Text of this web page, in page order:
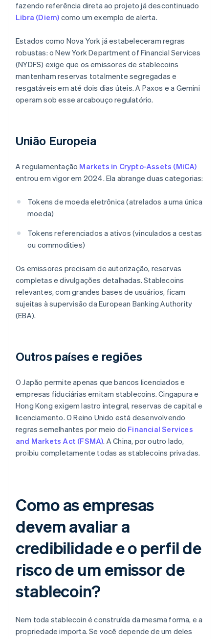
fazendo referência direta ao projeto já descontinuado
Libra (Diem) como um exemplo de alerta.
Estados como Nova York já estabeleceram regras
robustas: o New York Department of Financial Services
(NYDFS) exige que os emissores de stablecoins
mantenham reservas totalmente segregadas e
resgatáveis em até dois dias úteis. A Paxos e a Gemini
operam sob esse arcabouço regulatório.
União Europeia
A regulamentação Markets in Crypto-Assets (MiCA)
entrou em vigor em 2024. Ela abrange duas categorias:
Tokens de moeda eletrônica (atrelados a uma única
moeda)
Tokens referenciados a ativos (vinculados a cestas
ou commodities)
Os emissores precisam de autorização, reservas
completas e divulgações detalhadas. Stablecoins
relevantes, com grandes bases de usuários, ficam
sujeitas à supervisão da European Banking Authority
(EBA).
Outros países e regiões
O Japão permite apenas que bancos licenciados e
empresas fiduciárias emitam stablecoins. Cingapura e
Hong Kong exigem lastro integral, reservas de capital e
licenciamento. O Reino Unido está desenvolvendo
regras semelhantes por meio do Financial Services
and Markets Act (FSMA). A China, por outro lado,
proibiu completamente todas as stablecoins privadas.
Como as empresas
devem avaliar a
credibilidade e o perfil de
risco de um emissor de
stablecoin?
Nem toda stablecoin é construída da mesma forma, e a
propriedade importa. Se você depende de um deles